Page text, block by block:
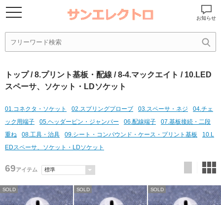
お知らせ
トップ/8.プリント基板・配線 /8-4.マックエイト / 10.LED
スペーサ、ソケット・LDソケット
01.コネクタ・ソケット 02.スプリングプローブ 03.スペーサ・ネジ
04.チェ
ック用端子
05.ヘッダーピン・ジャンパー 06.配線端子
07.基板接続・二段
重ね
08.工具・治具 09.シート・コンパウンド・ケース・プリント基板
10.L
EDスペーサ、ソケット・LDソケット
69アイテム
SOLD SOLD SOLD